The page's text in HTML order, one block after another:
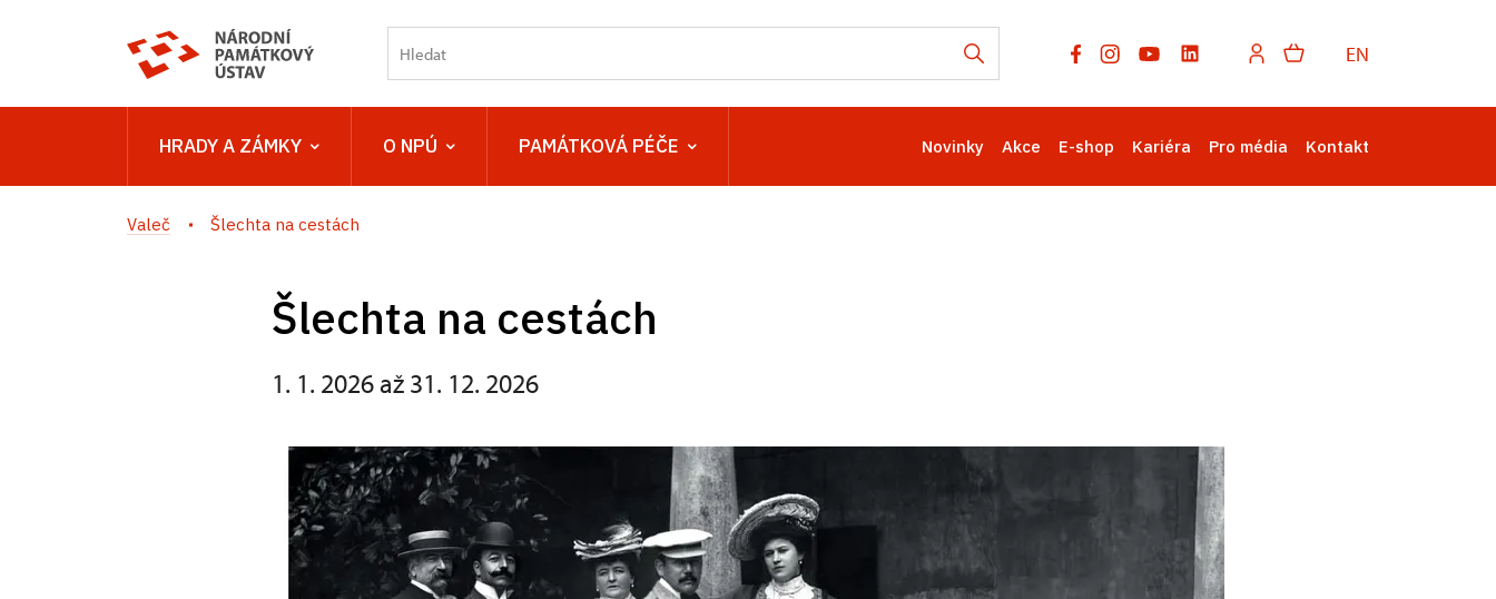
EN
HRADY A ZÁMKY O NPÚ PAMÁTKOVÁ PÉČE Novinky Akce E-shop Kariéra Pro média Kontakt
Valeč Šlechta na cestách
Šlechta na cestách
1. 1. 2026 až 31. 12. 2026